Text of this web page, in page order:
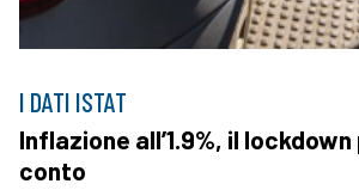
I DATI ISTAT
Inflazione all’1.9%, il
conto